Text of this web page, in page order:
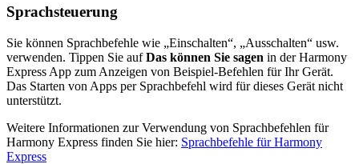
Sprachsteuerung
Sie können Sprachbefehle wie „Einschalten“, „Ausschalten“ usw.
verwenden. Tippen Sie aufDas können Sie sagen in der Harmony
Express App zum Anzeigen von Beispiel-Befehlen für Ihr Gerät.
Das Starten von Apps per Sprachbefehl wird für dieses Gerät nicht
unterstützt.
Weitere Informationen zur Verwendung von Sprachbefehlen für
Harmony Express finden Sie hier: Sprachbefehle für Harmony
Express